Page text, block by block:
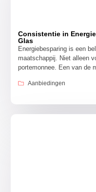
Consistentie in
Glas
Energiebesparing is een
maatschappij. Niet alleen
portemonnee. Een van de
Aanbiedingen